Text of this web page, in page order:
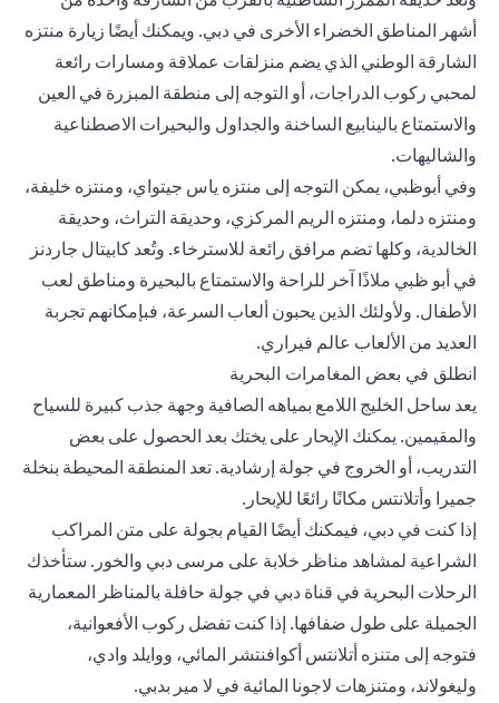
أشهر المناطق الخضراء الأخرى في دبي. ويمكنك أيضًا زيارة منتزه
الشارقة الوطني الذي يضم منزلقات عملاقة ومسارات رائعة
لمحبي ركوب الدراجات، أو التوجه إلى منطقة المبزرة في العين
والاستمتاع بالينابيع الساخنة والجداول والبحيرات الاصطناعية
والشاليهات.
وفي أبوظبي، يمكن التوجه إلى منتزه ياس جيتواي، ومنتزه خليفة،
ومنتزه دلما، ومنتزه الريم المركزي، وحديقة التراث، وحديقة
الخالدية، وكلها تضم مرافق رائعة للاسترخاء. وتُعد كابيتال جاردنز
في أبو ظبي ملاذًا آخر للراحة والاستمتاع بالبحيرة ومناطق لعب
الأطفال. ولأولئك الذين يحبون ألعاب السرعة، فبإمكانهم تجربة
العديد من الألعاب عالم فيراري.
انطلق في بعض المغامرات البحرية
يعد ساحل الخليج اللامع بمياهه الصافية وجهة جذب كبيرة للسياح
والمقيمين. يمكنك الإبحار على يختك بعد الحصول على بعض
التدريب، أو الخروج في جولة إرشادية. تعد المنطقة المحيطة بنخلة
جميرا وأتلانتس مكانًا رائعًا للإبحار.
إذا كنت في دبي، فيمكنك أيضًا القيام بجولة على متن المراكب
الشراعية لمشاهد مناظر خلابة على مرسى دبي والخور. ستأخذك
الرحلات البحرية في قناة دبي في جولة حافلة بالمناظر المعمارية
الجميلة على طول ضفافها. إذا كنت تفضل ركوب الأفعوانية،
فتوجه إلى متنزه أتلانتس أكوافنتشر المائي، ووايلد وادي،
وليغولاند، ومتنزهات لاجونا المائية في لا مير بدبي.